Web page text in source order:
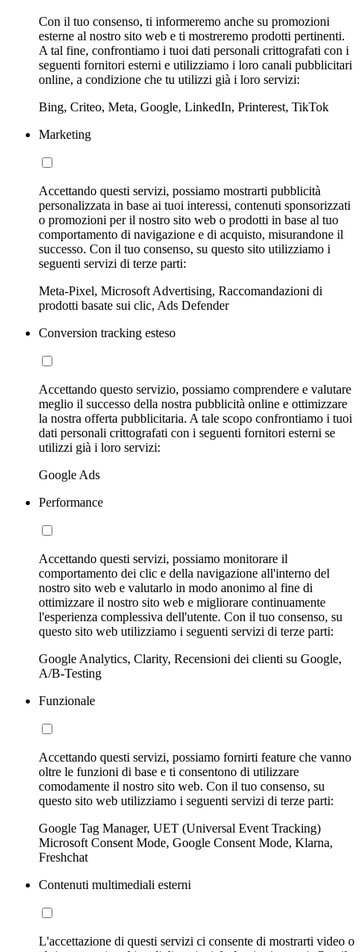
Con il tuo consenso, ti informeremo anche su promozioni
esterne al nostro sito web e ti mostreremo prodotti pertinenti.
A tal fine, confrontiamo i tuoi dati personali crittografati con i
seguenti fornitori esterni e utilizziamo i loro canali pubblicitari
online, a condizione che tu utilizzi già i loro servizi:
Bing, Criteo, Meta, Google, LinkedIn, Printerest, TikTok
Marketing
Accettando questi servizi, possiamo mostrarti pubblicità
personalizzata in base ai tuoi interessi, contenuti sponsorizzati
o promozioni per il nostro sito web o prodotti in base al tuo
comportamento di navigazione e di acquisto, misurandone il
successo. Con il tuo consenso, su questo sito utilizziamo i
seguenti servizi di terze parti:
Meta-Pixel, Microsoft Advertising, Raccomandazioni di
prodotti basate sui clic, Ads Defender
Conversion tracking esteso
Accettando questo servizio, possiamo comprendere e valutare
meglio il successo della nostra pubblicità online e ottimizzare
la nostra offerta pubblicitaria. A tale scopo confrontiamo i tuoi
dati personali crittografati con i seguenti fornitori esterni se
utilizzi già i loro servizi:
Google Ads
Performance
Accettando questi servizi, possiamo monitorare il
comportamento dei clic e della navigazione all'interno del
nostro sito web e valutarlo in modo anonimo al fine di
ottimizzare il nostro sito web e migliorare continuamente
l'esperienza complessiva dell'utente. Con il tuo consenso, su
questo sito web utilizziamo i seguenti servizi di terze parti:
Google Analytics, Clarity, Recensioni dei clienti su Google,
A/B-Testing
Funzionale
Accettando questi servizi, possiamo fornirti feature che vanno
oltre le funzioni di base e ti consentono di utilizzare
comodamente il nostro sito web. Con il tuo consenso, su
questo sito web utilizziamo i seguenti servizi di terze parti:
Google Tag Manager, UET (Universal Event Tracking)
Microsoft Consent Mode, Google Consent Mode, Klarna,
Freshchat
Contenuti multimediali esterni
L'accettazione di questi servizi ci consente di mostrarti video o